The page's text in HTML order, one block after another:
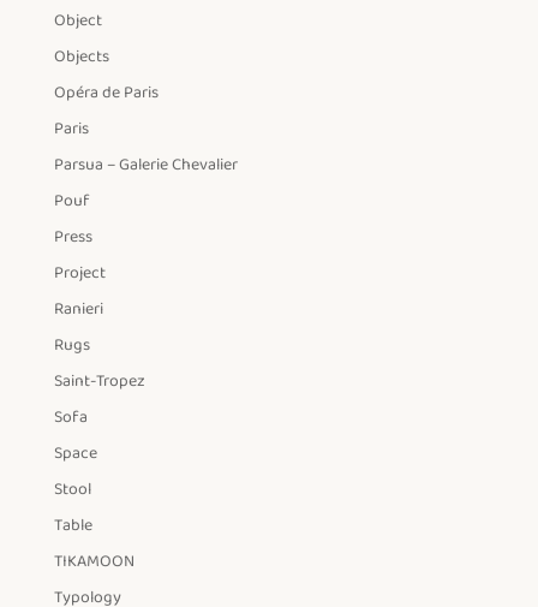
Object
Objects
Opéra de Paris
Paris
Parsua – Galerie Chevalier
Pouf
Press
Project
Ranieri
Rugs
Saint-Tropez
Sofa
Space
Stool
Table
TIKAMOON
Typology